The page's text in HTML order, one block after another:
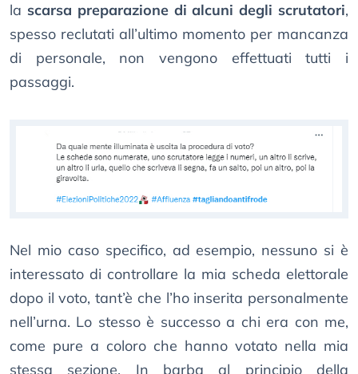
la scarsa preparazione di alcuni degli scrutatori,
spesso reclutati all’ultimo momento per mancanza
di personale, non vengono effettuati tutti i
passaggi.
Nel mio caso specifico, ad esempio, nessuno si è
interessato di controllare la mia scheda elettorale
dopo il voto, tant’è che l’ho inserita personalmente
nell’urna. Lo stesso è successo a chi era con me,
come pure a coloro che hanno votato nella mia
stessa sezione. In barba al principio della